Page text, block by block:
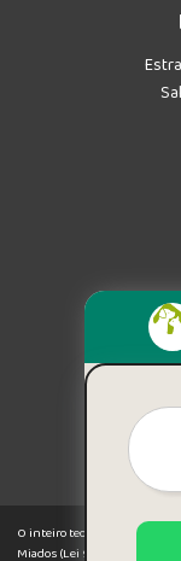
O inteiro teor deste site está
Miados (Lei 9610 de 19/02/